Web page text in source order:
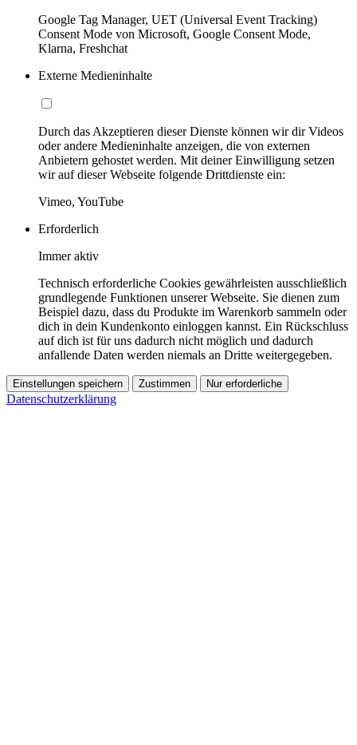
Google Tag Manager, UET (Universal Event Tracking)
Consent Mode von Microsoft, Google Consent Mode,
Klarna, Freshchat
Externe Medieninhalte
Durch das Akzeptieren dieser Dienste können wir dir Videos
oder andere Medieninhalte anzeigen, die von externen
Anbietern gehostet werden. Mit deiner Einwilligung setzen
wir auf dieser Webseite folgende Drittdienste ein:
Vimeo, YouTube
Erforderlich
Immer aktiv
Technisch erforderliche Cookies gewährleisten ausschließlich
grundlegende Funktionen unserer Webseite. Sie dienen zum
Beispiel dazu, dass du Produkte im Warenkorb sammeln oder
dich in dein Kundenkonto einloggen kannst. Ein Rückschluss
auf dich ist für uns dadurch nicht möglich und dadurch
anfallende Daten werden niemals an Dritte weitergegeben.
Einstellungen speichern Zustimmen Nur erforderliche
Datenschutzerklärung